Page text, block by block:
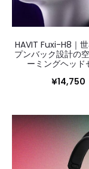
HAVIT Fuxi-H8｜
プンバック設計の
ーミングヘッド
¥14,750